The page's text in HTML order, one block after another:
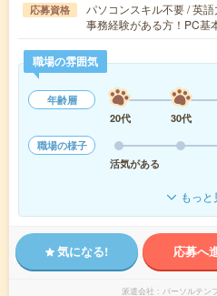
応募資格
パソコンスキル不要 / 英
事務経験がある方！PC基
職場の雰囲気
年齢層
20代
30代
職場の様子
活気がある
もっと
気になる! 応募へ
派遣会社 パーソルテン